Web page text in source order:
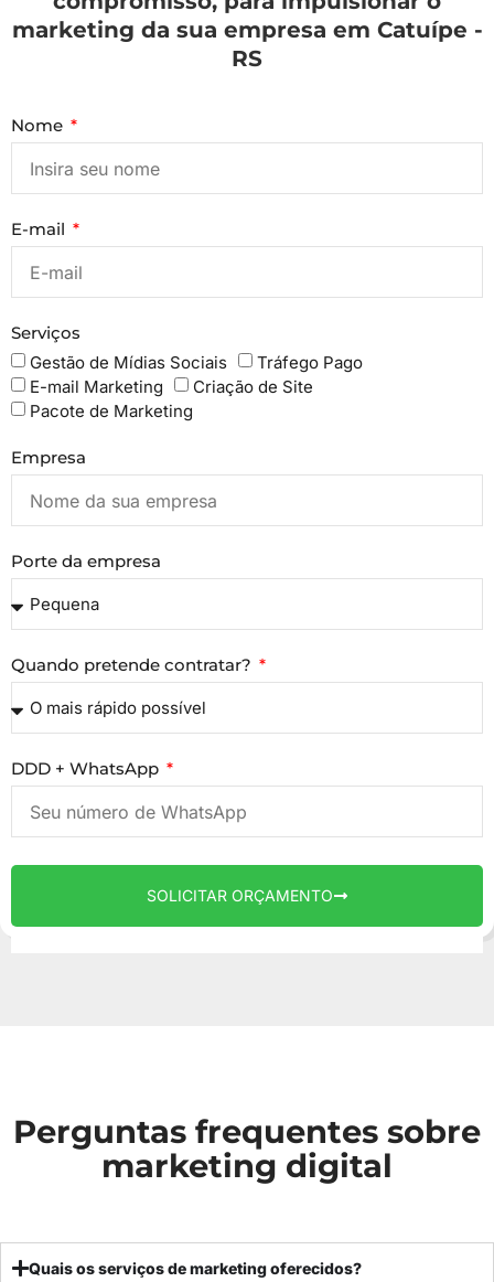
marketing da sua empresa em Catuípe -
RS
Nome
E-mail
Serviços
Gestão de Mídias Sociais
Tráfego Pago
E-mail Marketing
Criação de Site
Pacote de Marketing
Empresa
Porte da empresa
Quando pretende contratar?
DDD + WhatsApp
SOLICITAR ORÇAMENTO
Perguntas frequentes sobre
marketing digital
Quais os serviços de marketing oferecidos?